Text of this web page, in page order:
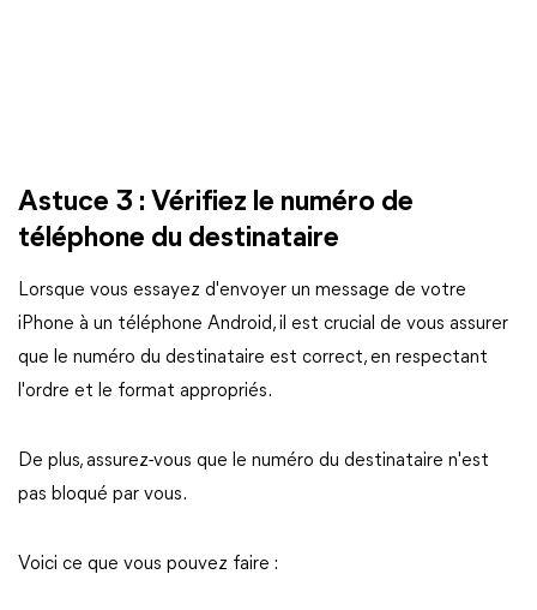
Astuce 3 : Vérifiez le numéro de
téléphone du destinataire
Lorsque vous essayez d'envoyer un message de votre
iPhone à un téléphone Android, il est crucial de vous assurer
que le numéro du destinataire est correct, en respectant
l'ordre et le format appropriés.
De plus, assurez-vous que le numéro du destinataire n'est
pas bloqué par vous.
Voici ce que vous pouvez faire :